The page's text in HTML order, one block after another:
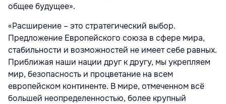
общее будущее».
«Расширение – это стратегический выбор.
Предложение Европейского союза в сфере мира,
стабильности и возможностей не имеет себе равных.
Приближая наши нации друг к другу, мы укрепляем
мир, безопасность и процветание на всем
европейском континенте. В мире, отмеченном всё
большей неопределенностью, более крупный